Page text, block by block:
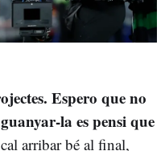
Espero que no
la es pensi que
arribar bé al final,